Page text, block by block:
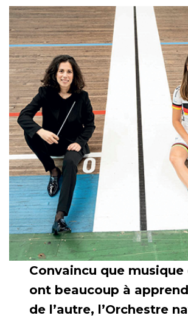
Convaincu que
ont beaucoup à
de l’autre, l’Orchestre